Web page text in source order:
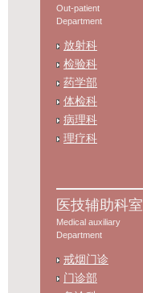
Out-patient
Department
放射科
检验科
药学部
体检科
病理科
理疗科
医技辅助科室
Medical auxiliary
Department
戒烟门诊
门诊部